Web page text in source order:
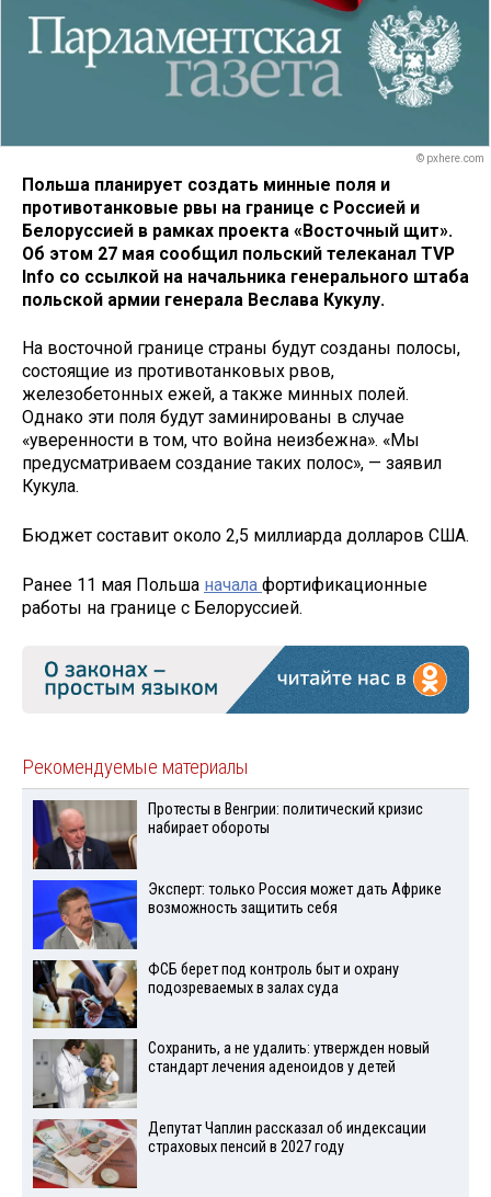
© pxhere.com
Польша планирует создать минные поля и
противотанковые рвы на границе с Россией и
Белоруссией в рамках проекта «Восточный щит».
Об этом 27 мая сообщил польский телеканал TVP
Info со ссылкой на начальника генерального штаба
польской армии генерала Веслава Кукулу.
На восточной границе страны будут созданы полосы,
состоящие из противотанковых рвов,
железобетонных ежей, а также минных полей.
Однако эти поля будут заминированы в случае
«уверенности в том, что война неизбежна». «Мы
предусматриваем создание таких полос», — заявил
Кукула.
Бюджет составит около 2,5 миллиарда долларов США.
Ранее 11 мая Польша начала фортификационные
работы на границе с Белоруссией.
Рекомендуемые материалы
Протесты в Венгрии: политический кризис
набирает обороты
Эксперт: только Россия может дать Африке
возможность защитить себя
ФСБ берет под контроль быт и охрану
подозреваемых в залах суда
Сохранить, а не удалить: утвержден новый
стандарт лечения аденоидов у детей
Депутат Чаплин рассказал об индексации
страховых пенсий в 2027 году